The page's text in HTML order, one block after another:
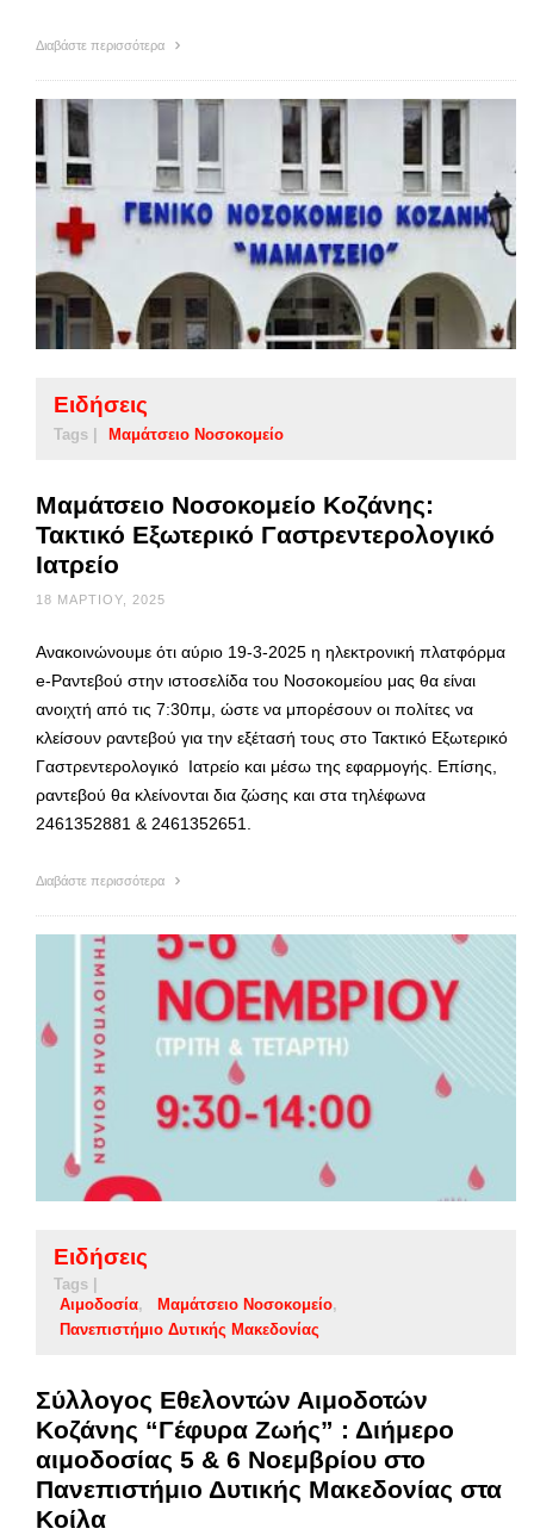
Διαβάστε περισσότερα
Ειδήσεις
Tags | Μαμάτσειο Νοσοκομείο
Μαμάτσειο Νοσοκομείο Κοζάνης:
Τακτικό Εξωτερικό Γαστρεντερολογικό
Ιατρείο
18 ΜΑΡΤΊΟΥ, 2025
Ανακοινώνουμε ότι αύριο 19-3-2025 η ηλεκτρονική πλατφόρμα
e-Ραντεβού στην ιστοσελίδα του Νοσοκομείου μας θα είναι
ανοιχτή από τις 7:30πμ, ώστε να μπορέσουν οι πολίτες να
κλείσουν ραντεβού για την εξέτασή τους στο Τακτικό Εξωτερικό
Γαστρεντερολογικό Ιατρείο και μέσω της εφαρμογής. Επίσης,
ραντεβού θα κλείνονται δια ζώσης και στα τηλέφωνα
2461352881 & 2461352651.
Διαβάστε περισσότερα
Ειδήσεις
Tags |
Αιμοδοσία
Μαμάτσειο Νοσοκομείο
Πανεπιστήμιο Δυτικής Μακεδονίας
Σύλλογος Εθελοντών Αιμοδοτών
Κοζάνης “Γέφυρα Ζωής” : Διήμερο
αιμοδοσίας 5 & 6 Νοεμβρίου στο
Πανεπιστήμιο Δυτικής Μακεδονίας στα
Κοίλα